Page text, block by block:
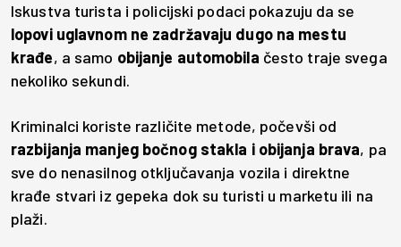
Iskustva turista i policijski podaci pokazuju da se
lopovi uglavnom ne zadržavaju dugo na mestu
krađe, a samo obijanje automobila često traje svega
nekoliko sekundi.
Kriminalci koriste različite metode, počevši od
razbijanja manjeg bočnog stakla i obijanja brava, pa
sve do nenasilnog otključavanja vozila i direktne
krađe stvari iz gepeka dok su turisti u marketu ili na
plaži.